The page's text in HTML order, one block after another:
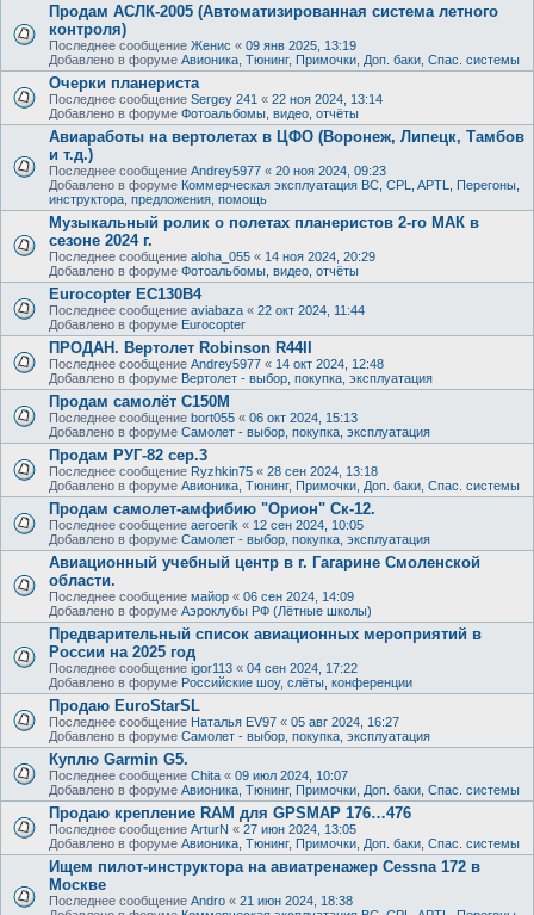
Продам АСЛК-2005 (Автоматизированная система летного
контроля)
Последнее сообщение Женис « 09 янв 2025, 13:19
Добавлено в форуме Авионика, Тюнинг, Примочки, Доп. баки, Спас. системы
Очерки планериста
Последнее сообщение Sergey 241 « 22 ноя 2024, 13:14
Добавлено в форуме Фотоальбомы, видео, отчёты
Авиаработы на вертолетах в ЦФО (Воронеж, Липецк, Тамбов
и т.д.)
Последнее сообщение Andrey5977 « 20 ноя 2024, 09:23
Добавлено в форуме Коммерческая эксплуатация ВС, CPL, APTL, Перегоны,
инструктора, предложения, помощь
Музыкальный ролик о полетах планеристов 2-го МАК в
сезоне 2024 г.
Последнее сообщение aloha_055 « 14 ноя 2024, 20:29
Добавлено в форуме Фотоальбомы, видео, отчёты
Eurocopter EC130B4
Последнее сообщение aviabaza « 22 окт 2024, 11:44
Добавлено в форуме Eurocopter
ПРОДАН. Вертолет Robinson R44II
Последнее сообщение Andrey5977 « 14 окт 2024, 12:48
Добавлено в форуме Вертолет - выбор, покупка, эксплуатация
Продам самолёт С150М
Последнее сообщение bort055 « 06 окт 2024, 15:13
Добавлено в форуме Самолет - выбор, покупка, эксплуатация
Продам РУГ-82 сер.3
Последнее сообщение Ryzhkin75 « 28 сен 2024, 13:18
Добавлено в форуме Авионика, Тюнинг, Примочки, Доп. баки, Спас. системы
Продам самолет-амфибию "Орион" Ск-12.
Последнее сообщение aeroerik « 12 сен 2024, 10:05
Добавлено в форуме Самолет - выбор, покупка, эксплуатация
Авиационный учебный центр в г. Гагарине Смоленской
области.
Последнее сообщение майор « 06 сен 2024, 14:09
Добавлено в форуме Аэроклубы РФ (Лётные школы)
Предварительный список авиационных мероприятий в
России на 2025 год
Последнее сообщение igor113 « 04 сен 2024, 17:22
Добавлено в форуме Российские шоу, слёты, конференции
Продаю EuroStarSL
Последнее сообщение Наталья EV97 « 05 авг 2024, 16:27
Добавлено в форуме Самолет - выбор, покупка, эксплуатация
Куплю Garmin G5.
Последнее сообщение Chita « 09 июл 2024, 10:07
Добавлено в форуме Авионика, Тюнинг, Примочки, Доп. баки, Спас. системы
Продаю крепление RAM для GPSMAP 176…476
Последнее сообщение ArturN « 27 июн 2024, 13:05
Добавлено в форуме Авионика, Тюнинг, Примочки, Доп. баки, Спас. системы
Ищем пилот-инструктора на авиатренажер Cessna 172 в
Москве
Последнее сообщение Andro « 21 июн 2024, 18:38